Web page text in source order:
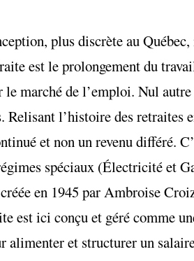
plus discrète au
est le prolongement du
le marché de l’emploi. Nul
Relisant l’histoire des retraites
et non un revenu différé.
spéciaux (Électricité et
en 1945 par Ambroise
est ici conçu et géré comme
alimenter et structurer un